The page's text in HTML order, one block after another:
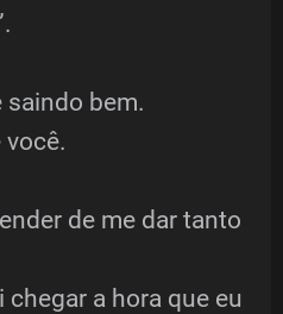
bem.
de me dar tanto
chegar a hora que eu